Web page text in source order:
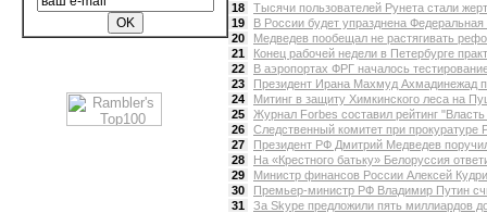
18
Тысячи пользователей Рунета стали
19
В России будет упразднена
20
Медведев пообещал не растягивать
21
Конец рабочей недели в Петербурге
22
В аэропортах ФРГ началось
23
Президент Ирана Махмуд Ахмадинежад
24
Митинг в защиту Химкинского леса на
25
Журнал Forbes составил рейтинг
26
Следственный комитет при прокуратуре
27
Президент РФ Дмитрий Медведев
28
На «Крестного батьку» Белоруссия
29
Министр финансов России Алексей
30
Премьер-министр РФ Владимир Путин
31
За Skype предложили пять миллиардов